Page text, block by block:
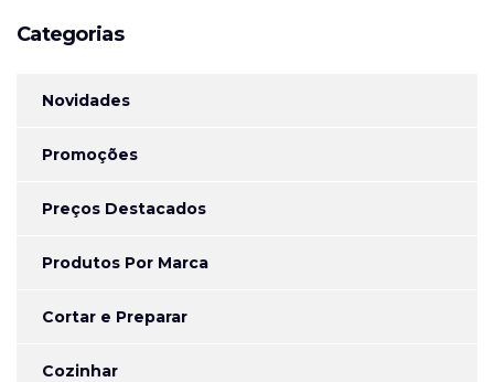
Categorias
Novidades
Promoções
Preços Destacados
Produtos Por Marca
Cortar e Preparar
Cozinhar